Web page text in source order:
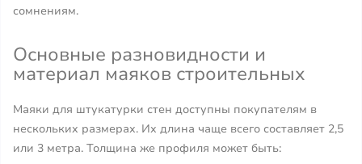
сомнениям.
Основные разновидности и
материал маяков строительных
Маяки для штукатурки стен доступны покупателям в
нескольких размерах. Их длина чаще всего составляет 2,5
или 3 метра. Толщина же профиля может быть: